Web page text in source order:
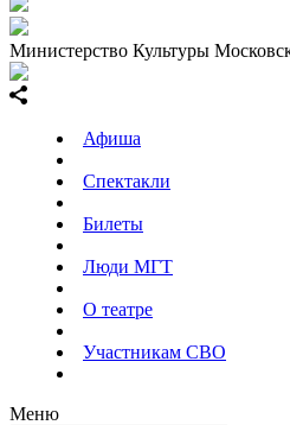
Министерство Культуры
Афиша
Спектакли
Билеты
Люди МГТ
О театре
Участникам СВО
Меню